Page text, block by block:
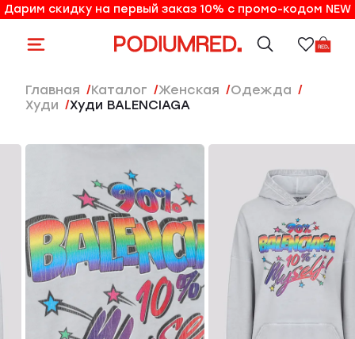
10% на первый заказ по промо-коду NEW
Дарим скидку на первый заказ 10% с промо-кодом NEW
Главная Каталог женская
Одежда
Худи
Худи BALENCIAGA